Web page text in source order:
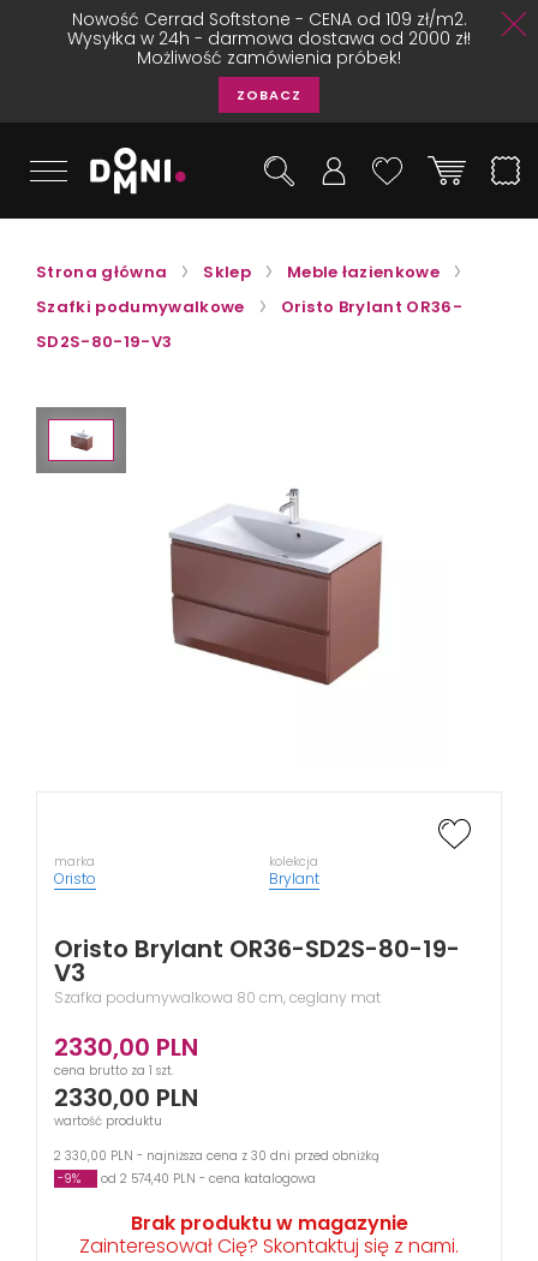
Nowość Cerrad Softstone - CENA od 109 zł/m2.
Wysyłka w 24h - darmowa dostawa od 2000 zł!
Możliwość zamówienia próbek!
ZOBACZ
Strona główna Sklep
Meble łazienkowe
Szafki podumywalkowe
Oristo Brylant OR36-
SD2S-80-19-V3
marka
Oristo
kolekcja
Brylant
Oristo Brylant OR36-SD2S-80-19-
V3
Szafka podumywalkowa 80 cm, ceglany mat
2330,00 PLN
cena brutto za 1 szt.
2330,00 PLN
wartość produktu
2 330,00 PLN - najniższa cena z 30 dni przed obniżką
-9%
od 2 574,40 PLN - cena katalogowa
Brak produktu w magazynie
Zainteresował Cię? Skontaktuj się z nami.